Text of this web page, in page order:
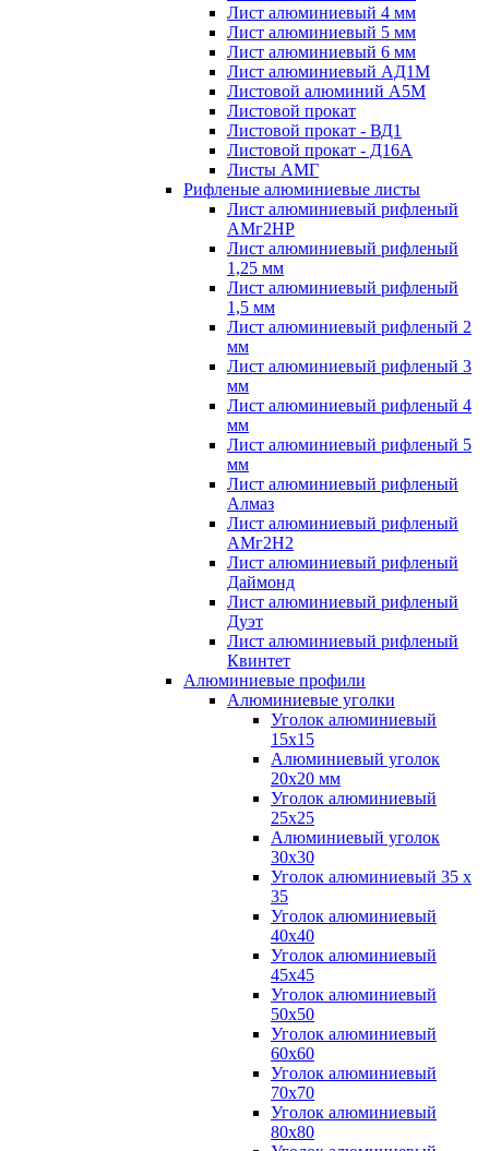
Лист алюминиевый 4 мм
Лист алюминиевый 5 мм
Лист алюминиевый 6 мм
Лист алюминиевый АД1М
Листовой алюминий А5М
Листовой прокат
Листовой прокат - ВД1
Листовой прокат - Д16А
Листы АМГ
Рифленые алюминиевые листы
Лист алюминиевый рифленый
АМг2НР
Лист алюминиевый рифленый
1,25 мм
Лист алюминиевый рифленый
1,5 мм
Лист алюминиевый рифленый 2
мм
Лист алюминиевый рифленый 3
мм
Лист алюминиевый рифленый 4
мм
Лист алюминиевый рифленый 5
мм
Лист алюминиевый рифленый
Алмаз
Лист алюминиевый рифленый
АМг2Н2
Лист алюминиевый рифленый
Даймонд
Лист алюминиевый рифленый
Дуэт
Лист алюминиевый рифленый
Квинтет
Алюминиевые профили
Алюминиевые уголки
Уголок алюминиевый
15х15
Алюминиевый уголок
20х20 мм
Уголок алюминиевый
25х25
Алюминиевый уголок
30х30
Уголок алюминиевый 35 х
35
Уголок алюминиевый
40х40
Уголок алюминиевый
45х45
Уголок алюминиевый
50х50
Уголок алюминиевый
60х60
Уголок алюминиевый
70х70
Уголок алюминиевый
80х80